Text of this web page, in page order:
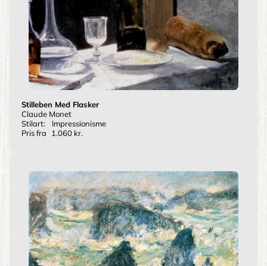
Stilleben Med Flasker
Claude Monet
Stilart:
Impressionisme
Pris fra
1.060 kr.